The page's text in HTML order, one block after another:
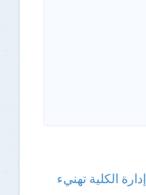
إدارة الكلية تهنيء